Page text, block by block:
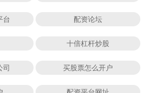
台 配资论坛
十倍杠杆炒股
司 买股票怎么开户